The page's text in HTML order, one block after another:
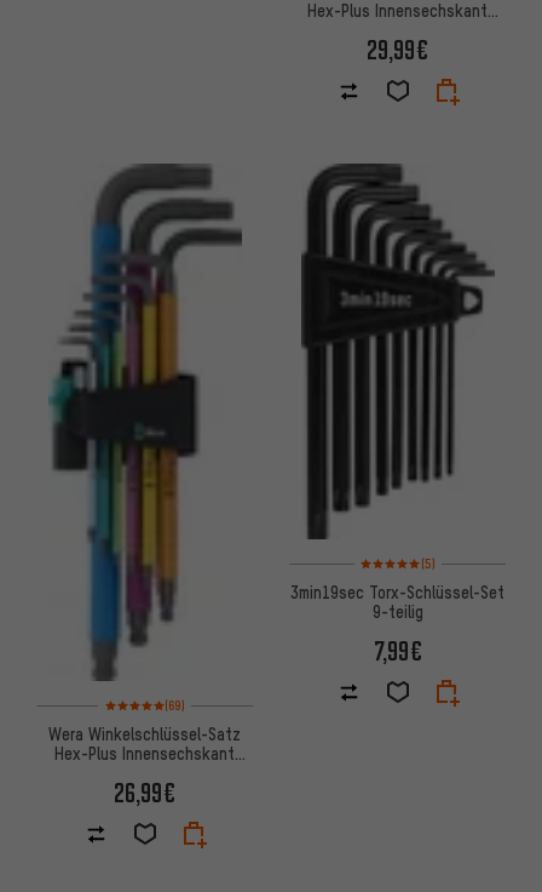
Hex-Plus Innensechskant
29,99€
Bewertungen: 5 von 5 basierend auf 69 Bewertungen
(69)
Wera Winkelschlüssel-Satz
Hex-Plus Innensechskant
26,99€
Bewertungen: 5 von 5
(5)
3min19sec Torx-Schlüssel-Set
9-teilig
7,99€